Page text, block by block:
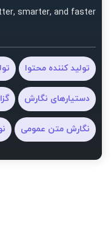
smarter, and faster
تولید کننده محتوا
دستیارهای نگارش
نگارش متن عمومی